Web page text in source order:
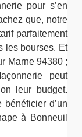
pour s’en
que, notre
parfaitement
les bourses. Et
Marne 94380 ;
peut
leur budget.
d’un
à Bonneuil